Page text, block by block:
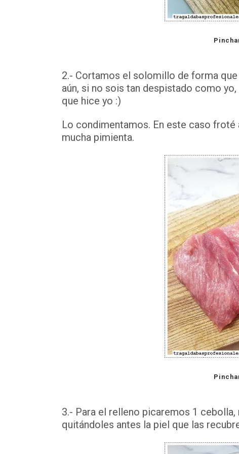
2.- Cortamos el solomillo de forma
aún, si no sois tan despistado como
que hice yo :)
Lo condimentamos. En este caso
mucha pimienta.
3.- Para el relleno picaremos 1
quitándoles antes la piel que las